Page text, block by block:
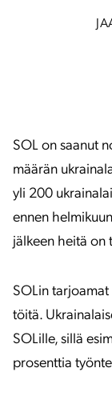
SOL on saanut
määrän
yli 200
ennen
jälkeen heitä on
SOLin
töitä.
SOLille, sillä
prosenttia